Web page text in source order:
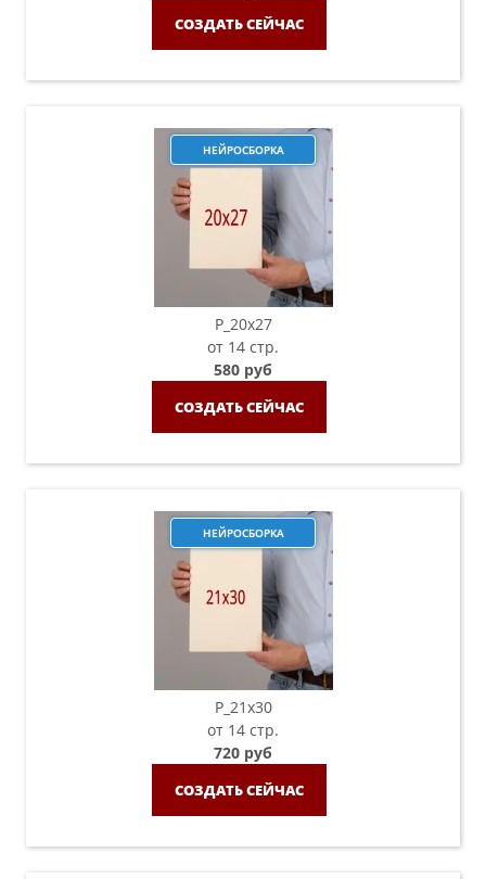
СОЗДАТЬ СЕЙЧАС
НЕЙРОСБОРКА
P_20х27
от 14 стр.
580 руб
СОЗДАТЬ СЕЙЧАС
НЕЙРОСБОРКА
P_21х30
от 14 стр.
720 руб
СОЗДАТЬ СЕЙЧАС